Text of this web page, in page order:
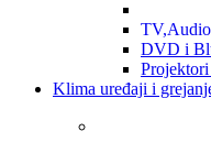
DVD i
Klima uređaji i